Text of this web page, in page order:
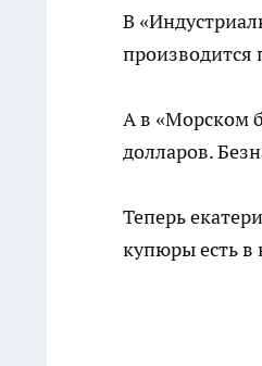
В
производится
А в «Морском
долларов.
Теперь
купюры есть в